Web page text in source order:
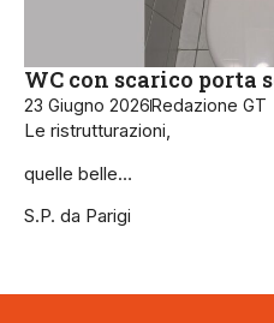
WC con scarico porta
23 Giugno 2026 Redazione GT
Le ristrutturazioni,
quelle belle…
S.P. da Parigi